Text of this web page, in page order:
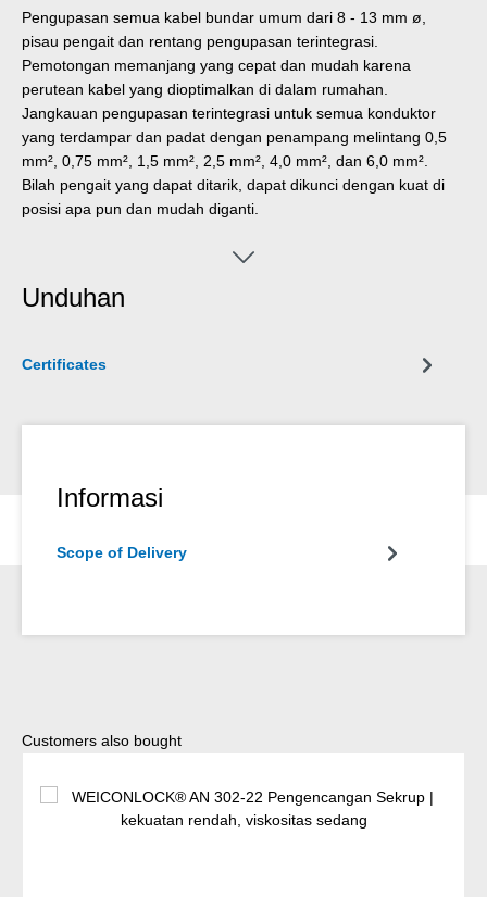
Pengupasan semua kabel bundar umum dari 8 - 13 mm ø,
pisau pengait dan rentang pengupasan terintegrasi.
Pemotongan memanjang yang cepat dan mudah karena
perutean kabel yang dioptimalkan di dalam rumahan.
Jangkauan pengupasan terintegrasi untuk semua konduktor
yang terdampar dan padat dengan penampang melintang 0,5
mm², 0,75 mm², 1,5 mm², 2,5 mm², 4,0 mm², dan 6,0 mm².
Bilah pengait yang dapat ditarik, dapat dikunci dengan kuat di
posisi apa pun dan mudah diganti.
Unduhan
Certificates
Informasi
Scope of Delivery
Lewati galeri produk
Customers also bought